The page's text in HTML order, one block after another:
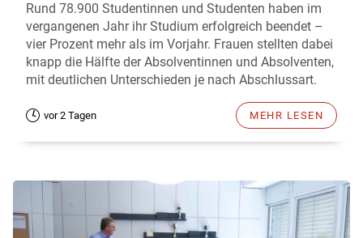
Rund 78.900 Studentinnen und Studenten haben im
vergangenen Jahr ihr Studium erfolgreich beendet –
vier Prozent mehr als im Vorjahr. Frauen stellten dabei
knapp die Hälfte der Absolventinnen und Absolventen,
mit deutlichen Unterschieden je nach Abschlussart.
vor 2 Tagen MEHR LESEN